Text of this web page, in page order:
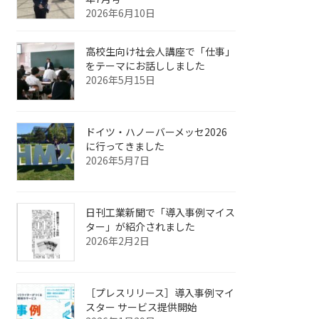
2026年6月10日
高校生向け社会人講座で「仕事」
をテーマにお話ししました
2026年5月15日
ドイツ・ハノーバーメッセ2026
に行ってきました
2026年5月7日
日刊工業新聞で「導入事例マイス
ター」が紹介されました
2026年2月2日
［プレスリリース］導入事例マイ
スター サービス提供開始